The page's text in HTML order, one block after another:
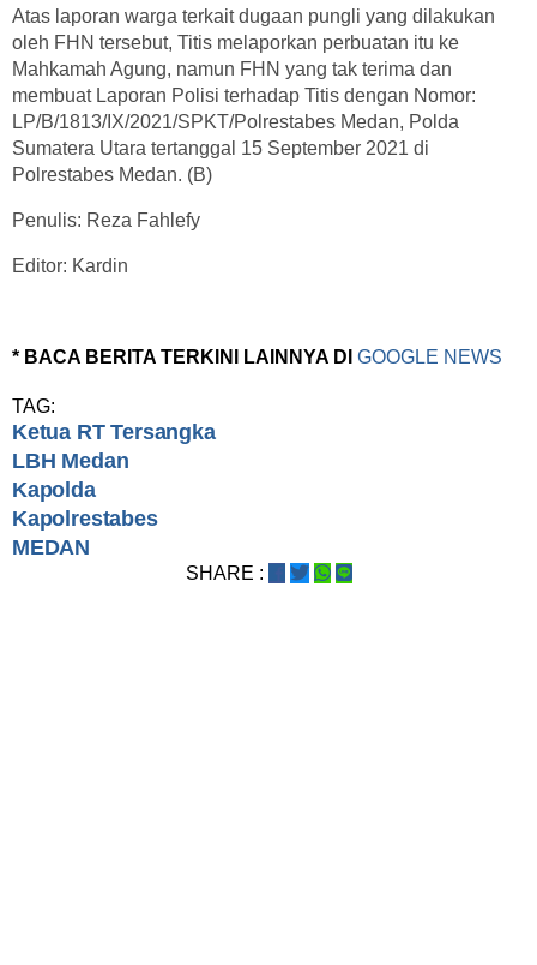
Atas laporan warga terkait dugaan pungli yang dilakukan
oleh FHN tersebut, Titis melaporkan perbuatan itu ke
Mahkamah Agung, namun FHN yang tak terima dan
membuat Laporan Polisi terhadap Titis dengan Nomor:
LP/B/1813/IX/2021/SPKT/Polrestabes Medan, Polda
Sumatera Utara tertanggal 15 September 2021 di
Polrestabes Medan. (B)
Penulis: Reza Fahlefy
Editor: Kardin
* BACA BERITA TERKINI LAINNYA DI GOOGLE NEWS
TAG:
Ketua RT Tersangka
LBH Medan
Kapolda
Kapolrestabes
MEDAN
SHARE :